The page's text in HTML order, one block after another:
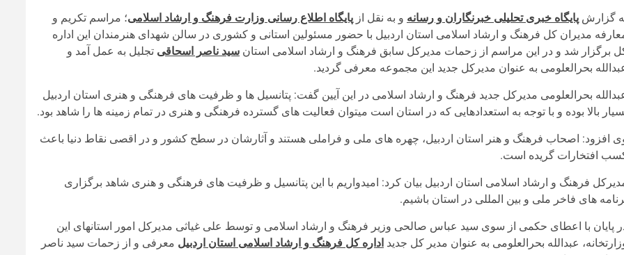
گزارش پایگاه خبری تحلیلی خبرنگاران و رسانه و به نقل از پایگاه اطلاع رسانی وزارت فرهنگ و ارشاد اسلامی؛ مراسم تکریم و
مدیران کل فرهنگ و ارشاد اسلامی استان اردبیل با حضور مسئولین استانی و کشوری در سالن شهدای هنرمندان این اداره
برگزار شد و در این مراسم از زحمات مدیرکل سابق فرهنگ و ارشاد اسلامی استان سید ناصر اسحاقی تجلیل به عمل آمد و
بحرالعلومی به عنوان مدیرکل جدید این مجموعه معرفی گردید.
بحرالعلومی مدیرکل جدید فرهنگ و ارشاد اسلامی در این آیین گفت: پتانسیل ها و ظرفیت های فرهنگی و هنری استان اردبیل
بالا بوده و با توجه به استعدادهایی که در استان است میتوان فعالیت های گسترده فرهنگی و هنری در تمام زمینه ها را شاهد بود.
افزود: اصحاب فرهنگ و هنر استان اردبیل، چهره های ملی و فراملی هستند و آثارشان در سطح کشور و در اقصی نقاط دنیا باعث
افتخارات گریده است.
فرهنگ و ارشاد اسلامی استان اردبیل بیان کرد: امیدواریم با این پتانسیل و ظرفیت های فرهنگی و هنری شاهد برگزاری
های فاخر ملی و بین المللی در استان باشیم.
پایان با اعطای حکمی از سوی سید عباس صالحی وزیر فرهنگ و ارشاد اسلامی و توسط علی غیاثی مدیرکل امور استانهای این
عبدالله بحرالعلومی به عنوان مدیر کل جدید اداره کل فرهنگ و ارشاد اسلامی استان اردبیل معرفی و از زحمات سید ناصر